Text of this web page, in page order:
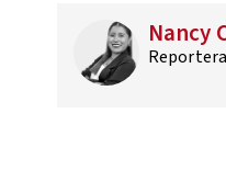
Nancy
Reportera